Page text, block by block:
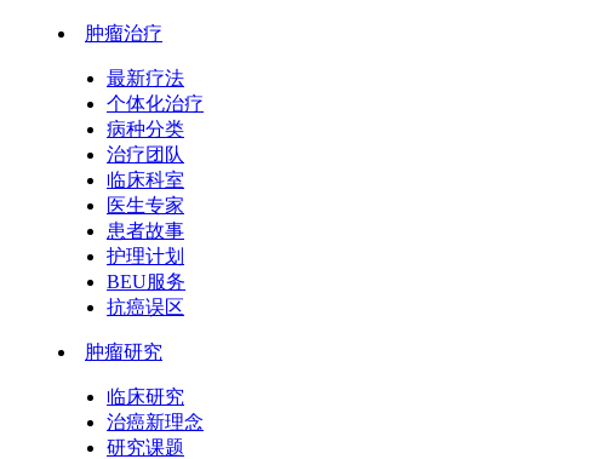
肿瘤治疗
最新疗法
个体化治疗
病种分类
治疗团队
临床科室
医生专家
患者故事
护理计划
BEU服务
抗癌误区
肿瘤研究
临床研究
治癌新理念
研究课题